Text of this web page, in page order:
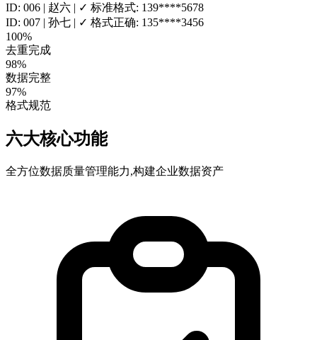
ID: 006 | 赵六 | ✓ 标准格式: 139****5678
ID: 007 | 孙七 | ✓ 格式正确: 135****3456
100%
去重完成
98%
数据完整
97%
格式规范
六大核心功能
全方位数据质量管理能力,构建企业数据资产